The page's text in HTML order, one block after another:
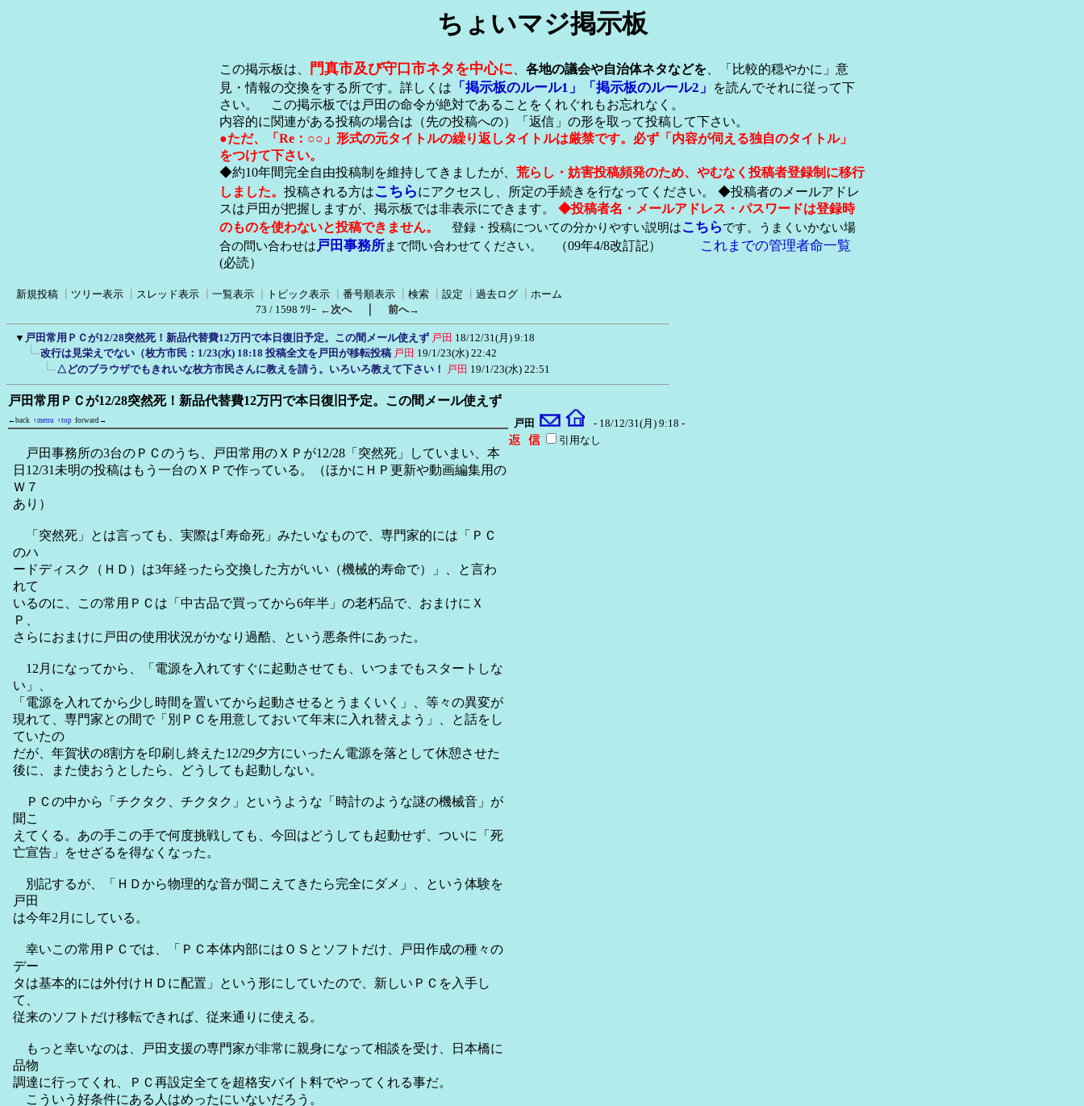
ちょいマジ掲示板
この掲示板は、 門真市及び守口市ネタを中心に、 各地の議会や自治体ネタなどを、「比較的穏やかに」意
見・情報の交換をする所です。詳しくは
「掲示板のルール1」 「掲示板のルール2」
を読んでそれに従って下
さい。 この掲示板では戸田の命令が絶対であることをくれぐれもお忘れなく。
内容的に関連がある投稿の場合は（先の投稿への）「返信」の形を取って投稿して下さい。
●ただ、「Re：○○」形式の元タイトルの繰り返しタイトルは厳禁です。必ず「内容が伺える独自のタイトル」
をつけて下さい。
◆約10年間完全自由投稿制を維持してきましたが、 荒らし・妨害投稿頻発のため、やむなく投稿者登録制に移行
しました。 投稿される方はこちらにアクセスし、所定の手続きを行なってください。 ◆投稿者のメールアドレ
スは戸田が把握しますが、掲示板では非表示にできます。 ◆投稿者名・メールアドレス・パスワードは登録時
のものを使わないと投稿できません。
登録・投稿についての分かりやすい説明はこちらです。うまくいかない場
合の問い合わせは戸田事務所まで問い合わせてください。 （09年4/8改訂記） これまでの管理者命一覧
(必読）
新規投稿 ツリー表示 スレッド表示 一覧表示 トピック表示 番号順表示 検索 設定 過去ログ
ホーム
73 / 1598 ﾂﾘｰ ←次へ｜ 前へ→
▼ 戸田常用ＰＣが12/28突然死！新品代替費12万円で本日復旧予定。この間メール使えず 戸田 18/12/31(月) 9:18
改行は見栄えでない（枚方市民：1/23(水) 18:18 投稿全文を戸田が移転投稿 戸田 19/1/23(水) 22:42
△どのブラウザでもきれいな枚方市民さんに教えを請う。いろいろ教えて下さい！
戸田 19/1/23(水) 22:51
戸田常用ＰＣが12/28突然死！新品代替費12万円で本日復旧予定。この間メール使えず
←back ↑menu ↑top forward→ 戸田 - 18/12/31(月) 9:18 -
戸田事務所の3台のＰＣのうち、戸田常用のＸＰが12/28「突然死」していまい、本
日12/31未明の投稿はもう一台のＸＰで作っている。（ほかにＨＰ更新や動画編集用の
Ｗ７
あり）
「突然死」とは言っても、実際は｢寿命死」みたいなもので、専門家的には「ＰＣ
のハ
ードディスク（ＨＤ）は3年経ったら交換した方がいい（機械的寿命で）」、と言わ
れて
いるのに、この常用ＰＣは「中古品で買ってから6年半」の老朽品で、おまけにＸ
Ｐ、
さらにおまけに戸田の使用状況がかなり過酷、という悪条件にあった。
12月になってから、「電源を入れてすぐに起動させても、いつまでもスタートしな
い」、
「電源を入れてから少し時間を置いてから起動させるとうまくいく」、等々の異変が
現れて、専門家との間で「別ＰＣを用意しておいて年末に入れ替えよう」、と話をし
ていたの
だが、年賀状の8割方を印刷し終えた12/29夕方にいったん電源を落として休憩させた
後に、また使おうとしたら、どうしても起動しない。
ＰＣの中から「チクタク、チクタク」というような「時計のような謎の機械音」が
聞こ
えてくる。あの手この手で何度挑戦しても、今回はどうしても起動せず、ついに「死
亡宣告」をせざるを得なくなった。
別記するが、「ＨＤから物理的な音が聞こえてきたら完全にダメ」、という体験を
戸田
は今年2月にしている。
幸いこの常用ＰＣでは、「ＰＣ本体内部にはＯＳとソフトだけ、戸田作成の種々の
デー
タは基本的には外付けＨＤに配置」という形にしていたので、新しいＰＣを入手し
て、
従来のソフトだけ移転できれば、従来通りに使える。
もっと幸いなのは、戸田支援の専門家が非常に親身になって相談を受け、日本橋に
品物
調達に行ってくれ、ＰＣ再設定全てを超格安バイト料でやってくれる事だ。
こういう好条件にある人はめったにいないだろう。
引用なし